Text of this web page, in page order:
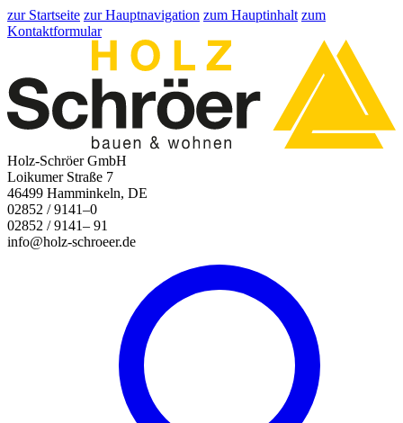
zur Startseite zur Hauptnavigation zum Hauptinhalt zum
Kontaktformular
Holz-Schröer GmbH
Loikumer Straße 7
46499 Hamminkeln, DE
02852 / 9141–0
02852 / 9141– 91
info@holz-schroeer.de